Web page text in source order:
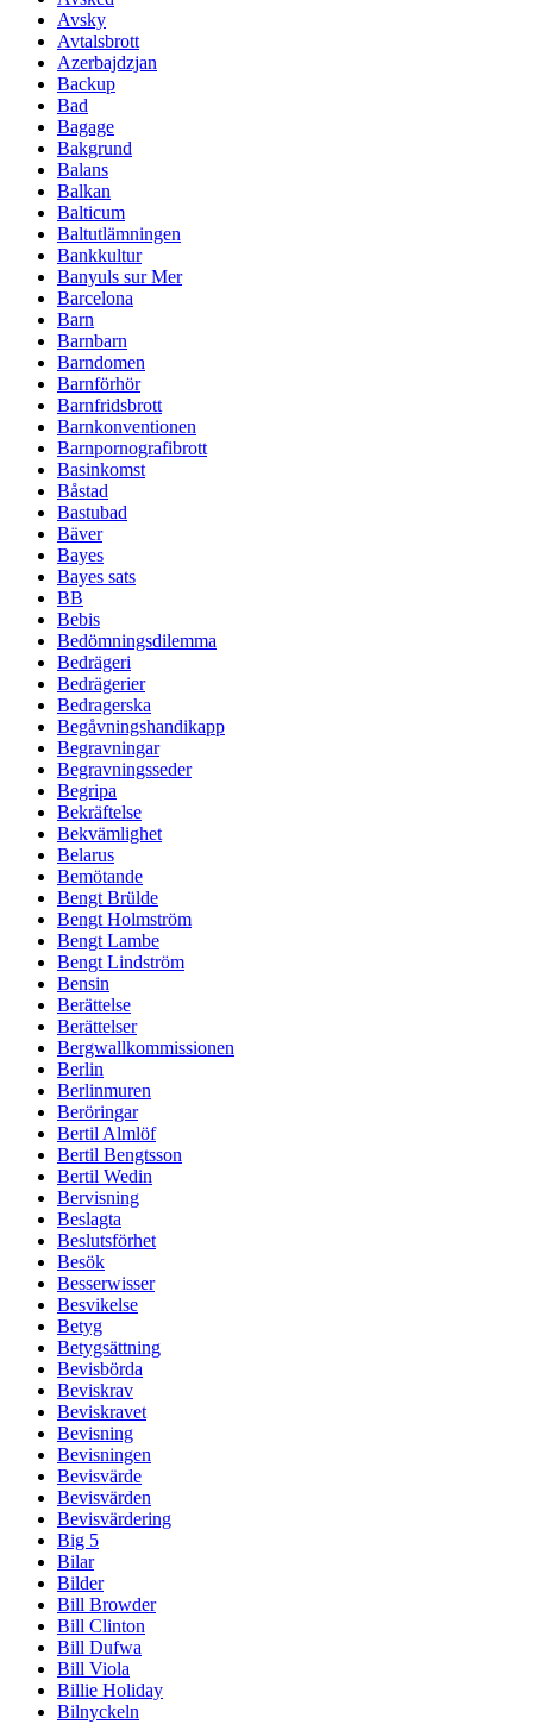
Avsky
Avtalsbrott
Azerbajdzjan
Backup
Bad
Bagage
Bakgrund
Balans
Balkan
Balticum
Baltutlämningen
Bankkultur
Banyuls sur Mer
Barcelona
Barn
Barnbarn
Barndomen
Barnförhör
Barnfridsbrott
Barnkonventionen
Barnpornografibrott
Basinkomst
Båstad
Bastubad
Bäver
Bayes
Bayes sats
BB
Bebis
Bedömningsdilemma
Bedrägeri
Bedrägerier
Bedragerska
Begåvningshandikapp
Begravningar
Begravningsseder
Begripa
Bekräftelse
Bekvämlighet
Belarus
Bemötande
Bengt Brülde
Bengt Holmström
Bengt Lambe
Bengt Lindström
Bensin
Berättelse
Berättelser
Bergwallkommissionen
Berlin
Berlinmuren
Beröringar
Bertil Almlöf
Bertil Bengtsson
Bertil Wedin
Bervisning
Beslagta
Beslutsförhet
Besök
Besserwisser
Besvikelse
Betyg
Betygsättning
Bevisbörda
Beviskrav
Beviskravet
Bevisning
Bevisningen
Bevisvärde
Bevisvärden
Bevisvärdering
Big 5
Bilar
Bilder
Bill Browder
Bill Clinton
Bill Dufwa
Bill Viola
Billie Holiday
Bilnyckeln